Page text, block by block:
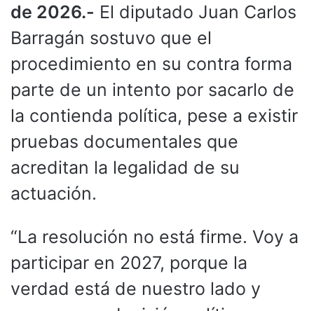
de 2026.- El diputado Juan Carlos
Barragán sostuvo que el
procedimiento en su contra forma
parte de un intento por sacarlo de
la contienda política, pese a existir
pruebas documentales que
acreditan la legalidad de su
actuación.
“La resolución no está firme. Voy a
participar en 2027, porque la
verdad está de nuestro lado y